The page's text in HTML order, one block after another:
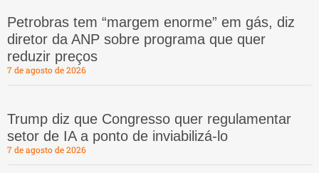
Petrobras tem “margem enorme” em gás, diz
diretor da ANP sobre programa que quer
reduzir preços
7 de agosto de 2026
Trump diz que Congresso quer regulamentar
setor de IA a ponto de inviabilizá-lo
7 de agosto de 2026